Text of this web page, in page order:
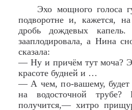
Эхо мощного голоса
подворотне и, кажется,
дробь дождевых
зааплодировала, а Нина
сказала:
— Ну и причём тут моча?
красоте будней и …
— А чем, по-вашему, будет
на водосточной
получится,— хитро